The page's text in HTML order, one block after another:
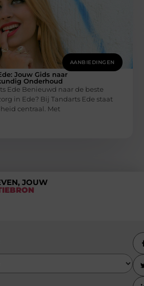
AANBIEDINGEN
Jouw Gids naar
Onderhoud
Ede Benieuwd naar de beste
in Ede? Bij Tandarts Ede staat
centraal. Met
JOUW